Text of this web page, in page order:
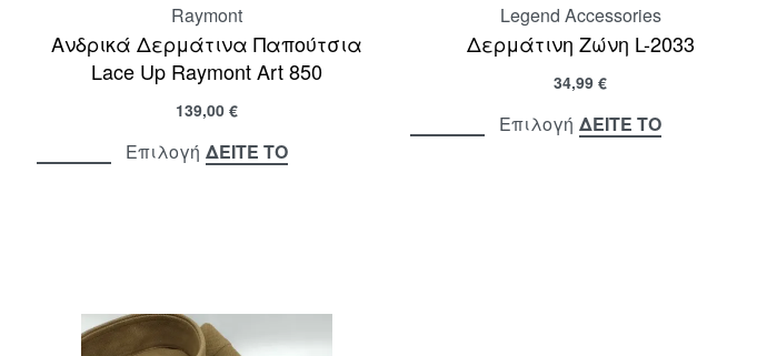
Raymont
Ανδρικά Δερμάτινα Παπούτσια
Lace Up Raymont Art 850
139,00 €
Επιλογή ΔΕΙΤΕ ΤΟ
Legend Accessories
Δερμάτινη Ζώνη L-2033
34,99 €
Επιλογή ΔΕΙΤΕ ΤΟ